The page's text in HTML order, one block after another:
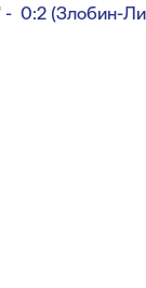
0:2 (Злобин-